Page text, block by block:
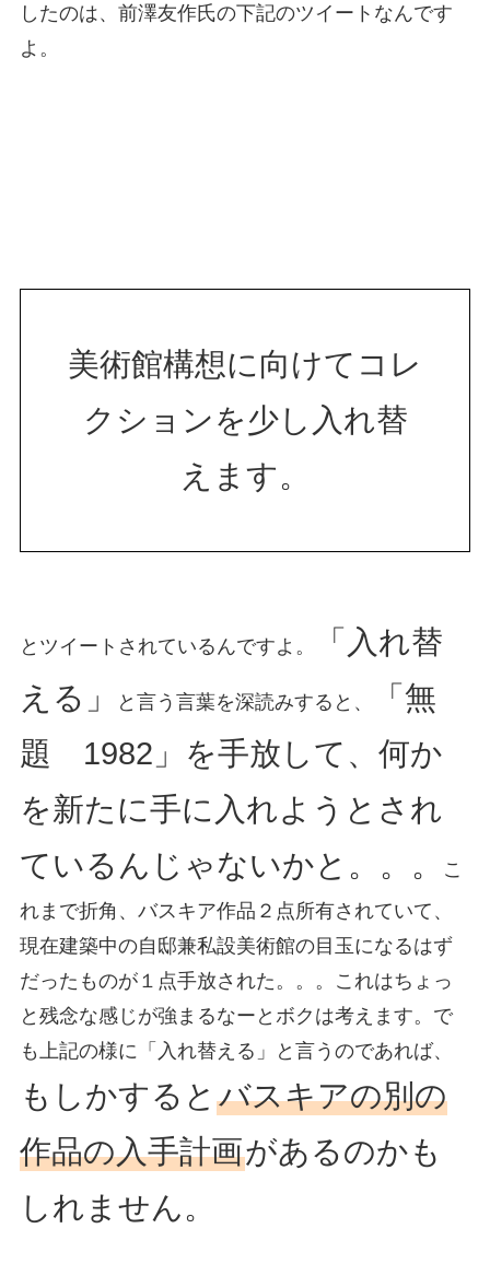
したのは、前澤友作氏の下記のツイートなんです
よ。
美術館構想に向けてコレ
クションを少し入れ替
えます。
とツイートされているんですよ。
「入れ替
える」
と言う言葉を深読みすると、
「無
題 1982」を手放して、何か
を新たに手に入れようとされ
ているんじゃないかと。。。
こ
れまで折角、バスキア作品２点所有されていて、
現在建築中の自邸兼私設美術館の目玉になるはず
だったものが１点手放された。。。これはちょっ
と残念な感じが強まるなーとボクは考えます。で
も上記の様に「入れ替える」と言うのであれば、
もしかすると バスキアの別の
作品の入手計画があるのかも
しれません。